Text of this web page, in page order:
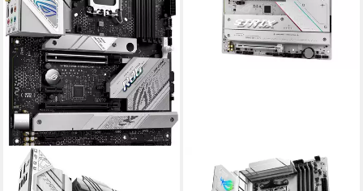
Fast ausverkauft
ASUS
ROG STRIX B760-A GAMING
ASUS
ROG STRIX B850-A GAMING